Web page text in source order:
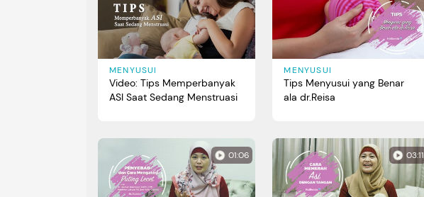
MENYUSUI
Video: Tips Memperbanyak
ASI Saat Sedang Menstruasi
MENYUSUI
Tips Menyusui yang Benar
ala dr.Reisa
01:06 03:11